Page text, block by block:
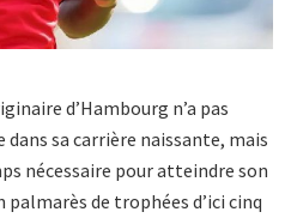
d’Hambourg n’a pas
sa carrière naissante, mais
nécessaire pour atteindre son
de trophées d’ici cinq